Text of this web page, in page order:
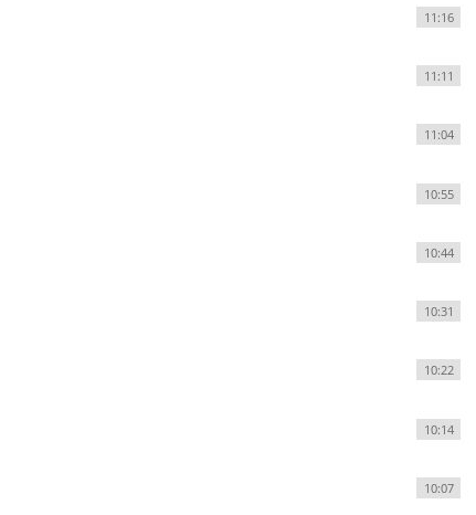
11:16
11:11
11:04
10:55
10:44
10:31
10:22
10:14
10:07